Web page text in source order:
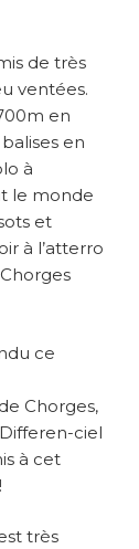
de très
ventées.
en
en
à
le monde
et
à l’atterro
ce
Chorges,
ciel
à cet
très